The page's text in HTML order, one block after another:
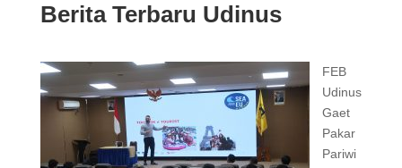
Berita Terbaru Udinus
FEB
Udinus
Gaet
Pakar
Pariwi